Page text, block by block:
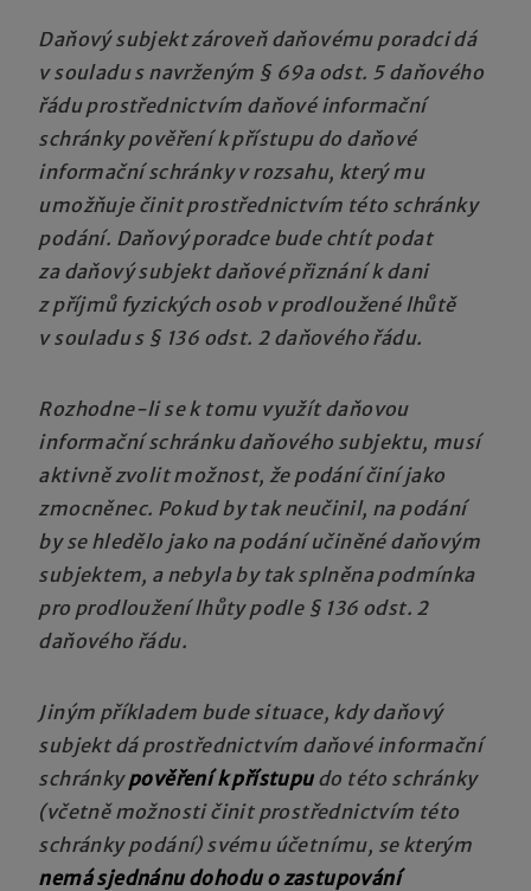
Daňový subjekt zároveň daňovému poradci dá
v souladu s navrženým § 69a odst. 5 daňového
řádu prostřednictvím daňové informační
schránky pověření k přístupu do daňové
informační schránky v rozsahu, který mu
umožňuje činit prostřednictvím této schránky
podání. Daňový poradce bude chtít podat
za daňový subjekt daňové přiznání k dani
z příjmů fyzických osob v prodloužené lhůtě
v souladu s § 136 odst. 2 daňového řádu.
Rozhodne-li se k tomu využít daňovou
informační schránku daňového subjektu, musí
aktivně zvolit možnost, že podání činí jako
zmocněnec. Pokud by tak neučinil, na podání
by se hledělo jako na podání učiněné daňovým
subjektem, a nebyla by tak splněna podmínka
pro prodloužení lhůty podle § 136 odst. 2
daňového řádu.
Jiným příkladem bude situace, kdy daňový
subjekt dá prostřednictvím daňové informační
schránkypověření k přístupudo této schránky
(včetně možnosti činit prostřednictvím této
schránky podání) svému účetnímu, se kterým
nemá sjednánu dohodu o zastupování